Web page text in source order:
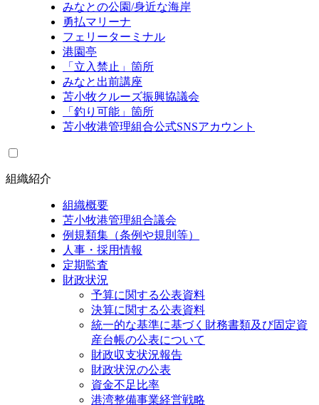
みなとの公園/身近な海岸
勇払マリーナ
フェリーターミナル
港園亭
「立入禁止」箇所
みなと出前講座
苫小牧クルーズ振興協議会
「釣り可能」箇所
苫小牧港管理組合公式SNSアカウント
組織紹介
組織概要
苫小牧港管理組合議会
例規類集（条例や規則等）
人事・採用情報
定期監査
財政状況
予算に関する公表資料
決算に関する公表資料
統一的な基準に基づく財務書類及び固定資
産台帳の公表について
財政収支状況報告
財政状況の公表
資金不足比率
港湾整備事業経営戦略